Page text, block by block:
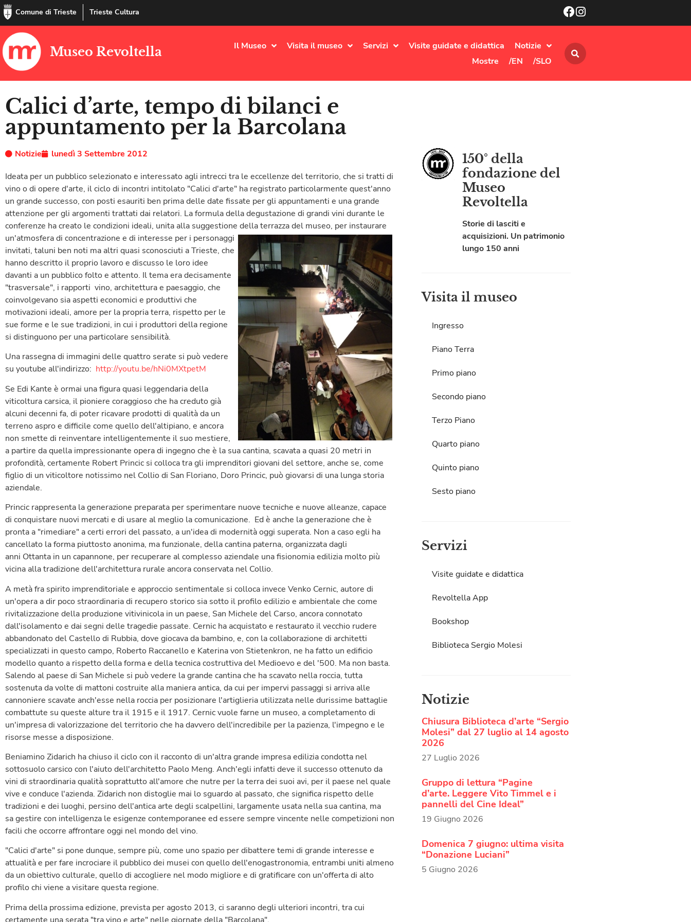
Comune di Trieste Trieste Cultura
Museo Revoltella Il Museo Visita il museo Servizi Visite guidate e didattica
Notizie
Mostre
/EN /SLO
Calici d’arte, tempo di bilanci e
appuntamento per la Barcolana
Notizie
lunedì 3 Settembre 2012
Ideata per un pubblico selezionato e interessato agli intrecci tra le eccellenze del territorio, che si tratti di
vino o di opere d'arte, il ciclo di incontri intitolato "Calici d'arte" ha registrato particolarmente quest'anno
un grande successo, con posti esauriti ben prima delle date fissate per gli appuntamenti e una grande
attenzione per gli argomenti trattati dai relatori. La formula della degustazione di grandi vini durante le
conferenze ha creato le condizioni ideali, unita alla suggestione della terrazza del museo, per instaurare
un'atmosfera di concentrazione e di interesse per i personaggi
invitati, taluni ben noti ma altri quasi sconosciuti a Trieste, che
hanno descritto il proprio lavoro e discusso le loro idee
davanti a un pubblico folto e attento. Il tema era decisamente
"trasversale", i rapporti vino, architettura e paesaggio, che
coinvolgevano sia aspetti economici e produttivi che
motivazioni ideali, amore per la propria terra, rispetto per le
sue forme e le sue tradizioni, in cui i produttori della regione
si distinguono per una particolare sensibilità.
Una rassegna di immagini delle quattro serate si può vedere
su youtube all'indirizzo: http://youtu.be/hNi0MXtpetM
Se Edi Kante è ormai una figura quasi leggendaria della
viticoltura carsica, il pioniere coraggioso che ha creduto già
alcuni decenni fa, di poter ricavare prodotti di qualità da un
terreno aspro e difficile come quello dell'altipiano, e ancora
non smette di reinventare intelligentemente il suo mestiere,
a partire da quella impressionante opera di ingegno che è la sua cantina, scavata a quasi 20 metri in
profondità, certamente Robert Princic si colloca tra gli imprenditori giovani del settore, anche se, come
figlio di un viticoltore notissimo nel Collio di San Floriano, Doro Princic, può giovarsi di una lunga storia
aziendale.
Princic rappresenta la generazione preparata per sperimentare nuove tecniche e nuove alleanze, capace
di conquistare nuovi mercati e di usare al meglio la comunicazione. Ed è anche la generazione che è
pronta a "rimediare" a certi errori del passato, a un'idea di modernità oggi superata. Non a caso egli ha
cancellato la forma piuttosto anonima, ma funzionale, della cantina paterna, organizzata dagli
anni Ottanta in un capannone, per recuperare al complesso aziendale una fisionomia edilizia molto più
vicina alla tradizione dell'architettura rurale ancora conservata nel Collio.
A metà fra spirito imprenditoriale e approccio sentimentale si colloca invece Venko Cernic, autore di
un'opera a dir poco straordinaria di recupero storico sia sotto il profilo edilizio e ambientale che come
rivitalizzazione della produzione vitivinicola in un paese, San Michele del Carso, ancora connotato
dall'isolamento e dai segni delle tragedie passate. Cernic ha acquistato e restaurato il vecchio rudere
abbandonato del Castello di Rubbia, dove giocava da bambino, e, con la collaborazione di architetti
specializzati in questo campo, Roberto Raccanello e Katerina von Stietenkron, ne ha fatto un edificio
modello quanto a rispetto della forma e della tecnica costruttiva del Medioevo e del '500. Ma non basta.
Salendo al paese di San Michele si può vedere la grande cantina che ha scavato nella roccia, tutta
sostenuta da volte di mattoni costruite alla maniera antica, da cui per impervi passaggi si arriva alle
cannoniere scavate anch'esse nella roccia per posizionare l'artiglieria utilizzata nelle durissime battaglie
combattute su queste alture tra il 1915 e il 1917. Cernic vuole farne un museo, a completamento di
un'impresa di valorizzazione del territorio che ha davvero dell'incredibile per la pazienza, l'impegno e le
risorse messe a disposizione.
Beniamino Zidarich ha chiuso il ciclo con il racconto di un'altra grande impresa edilizia condotta nel
sottosuolo carsico con l'aiuto dell'architetto Paolo Meng. Anch'egli infatti deve il successo ottenuto da
vini di straordinaria qualità soprattutto all'amore che nutre per la terra dei suoi avi, per il paese nel quale
vive e conduce l'azienda. Zidarich non distoglie mai lo sguardo al passato, che significa rispetto delle
tradizioni e dei luoghi, persino dell'antica arte degli scalpellini, largamente usata nella sua cantina, ma
sa gestire con intelligenza le esigenze contemporanee ed essere sempre vincente nelle competizioni non
facili che occorre affrontare oggi nel mondo del vino.
"Calici d'arte" si pone dunque, sempre più, come uno spazio per dibattere temi di grande interesse e
attualità e per fare incrociare il pubblico dei musei con quello dell'enogastronomia, entrambi uniti almeno
da un obiettivo culturale, quello di accogliere nel modo migliore e di gratificare con un'offerta di alto
profilo chi viene a visitare questa regione.
Prima della prossima edizione, prevista per agosto 2013, ci saranno degli ulteriori incontri, tra cui
150° della
fondazione del
Museo
Revoltella
Storie di lasciti e
acquisizioni. Un patrimonio
lungo 150 anni
Visita il museo
Ingresso
Piano Terra
Primo piano
Secondo piano
Terzo Piano
Quarto piano
Quinto piano
Sesto piano
Servizi
Visite guidate e didattica
Revoltella App
Bookshop
Biblioteca Sergio Molesi
Notizie
Chiusura Biblioteca d’arte “Sergio
Molesi” dal 27 luglio al 14 agosto
2026
27 Luglio 2026
Gruppo di lettura “Pagine
d’arte. Leggere Vito Timmel e i
pannelli del Cine Ideal”
19 Giugno 2026
Domenica 7 giugno: ultima visita
“Donazione Luciani”
5 Giugno 2026